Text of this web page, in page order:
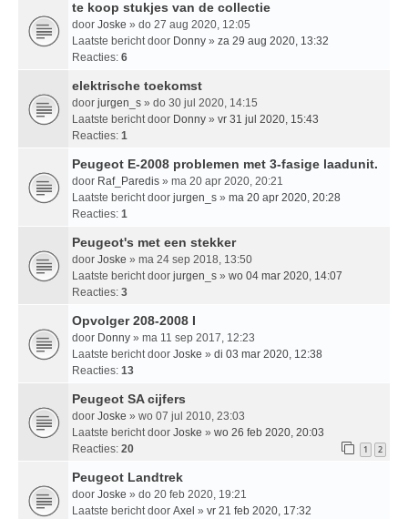
te koop stukjes van de collectie
door Joske » do 27 aug 2020, 12:05
Laatste bericht door Donny » za 29 aug 2020, 13:32
Reacties: 6
elektrische toekomst
door jurgen_s » do 30 jul 2020, 14:15
Laatste bericht door Donny » vr 31 jul 2020, 15:43
Reacties: 1
Peugeot E-2008 problemen met 3-fasige laadunit.
door Raf_Paredis » ma 20 apr 2020, 20:21
Laatste bericht door jurgen_s » ma 20 apr 2020, 20:28
Reacties: 1
Peugeot's met een stekker
door Joske » ma 24 sep 2018, 13:50
Laatste bericht door jurgen_s » wo 04 mar 2020, 14:07
Reacties: 3
Opvolger 208-2008 I
door Donny » ma 11 sep 2017, 12:23
Laatste bericht door Joske » di 03 mar 2020, 12:38
Reacties: 13
Peugeot SA cijfers
door Joske » wo 07 jul 2010, 23:03
Laatste bericht door Joske » wo 26 feb 2020, 20:03
Reacties: 20 1 2
Peugeot Landtrek
door Joske » do 20 feb 2020, 19:21
Laatste bericht door Axel » vr 21 feb 2020, 17:32